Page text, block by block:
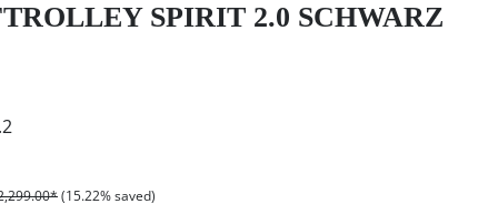
SPIRIT 2.0 SCHWARZ
(15.22% saved)